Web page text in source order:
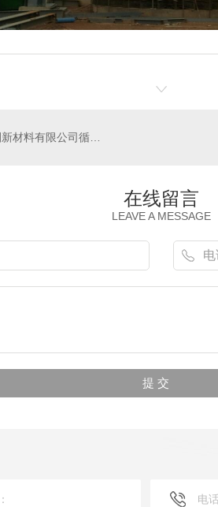
陇南市雄伟万利新材料有限公司循环生态新材料项目
在线留言
LEAVE A MESSAGE